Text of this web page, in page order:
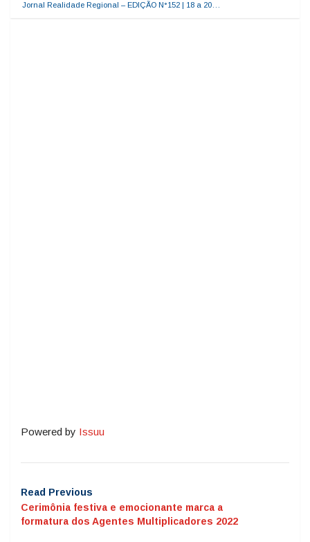
Jornal Realidade Regional – EDIÇÃO N°152 | 18 a 20…
Powered by Issuu
Read Previous
Cerimônia festiva e emocionante marca a
formatura dos Agentes Multiplicadores 2022